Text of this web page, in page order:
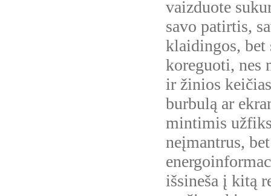
vaizduote
savo patirtis,
klaidingos, bet
koreguoti, nes
ir žinios
burbulą ar
mintimis
neįmantrus,
išsineša į kitą